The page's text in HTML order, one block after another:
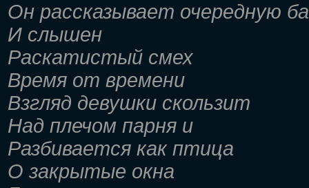
Он рассказывает очередную
И слышен
Раскатистый смех
Время от времени
Взгляд девушки скользит
Над плечом парня и
Разбивается как птица
О закрытые окна